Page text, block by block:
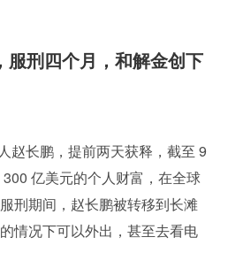
服刑四个月，和解金创下
赵长鹏，提前两天获释，截至 9
亿美元的个人财富，在全球
刑期间，赵长鹏被转移到长滩
情况下可以外出，甚至去看电